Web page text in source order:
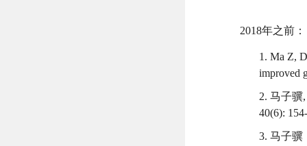
2018年之前：
1. Ma Z,
improved
2. 马子骥
40(6):
3. 马子骥